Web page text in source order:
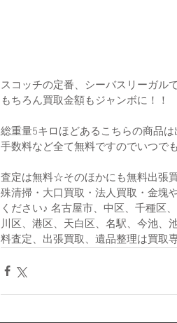
スコッチの定番、シーバスリーガル
もちろん買取金額もジャンボに！！
総重量5キロほどあるこちらの商品
手数料など全て無料ですのでいつで
査定は無料☆そのほかにも無料出張
殊清掃・大口買取・法人買取・金塊
ください♪ 名古屋市、中区、千種区
川区、港区、天白区、名駅、今池、
料査定、出張買取、遺品整理は買取